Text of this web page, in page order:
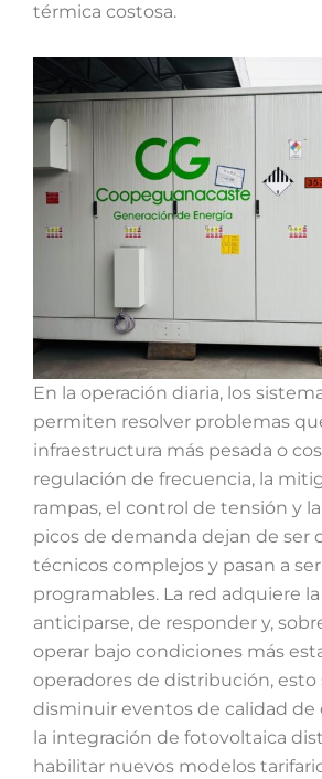
térmica costosa.
En la operación diaria, los
permiten resolver problemas
infraestructura más pesada o
regulación de frecuencia, la
rampas, el control de tensión y
picos de demanda dejan de ser
técnicos complejos y pasan a
programables. La red adquiere
anticiparse, de responder y,
operar bajo condiciones más
operadores de distribución, esto
disminuir eventos de calidad de
la integración de fotovoltaica
habilitar nuevos modelos